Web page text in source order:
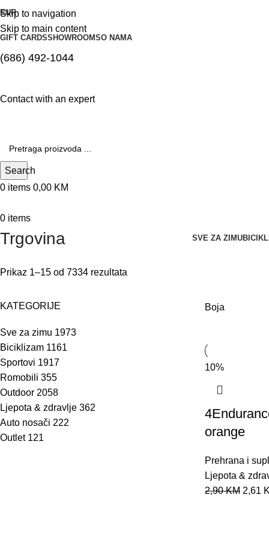
Skip to navigation
Skip to main content
EUR
GIFT CARDSSHOWROOMSO NAMA
(686) 492-1044
Contact with an expert
Search
0 items 0,00 KM
0 items
SVE ZA ZIMU
Trgovina
Prikaz 1–15 od 7334 rezultata
KATEGORIJE
Sve za zimu 1973
Biciklizam 1161
Sportovi 1917
Romobili 355
Outdoor 2058
Ljepota & zdravlje 362
Auto nosači 222
Outlet 121
Boja
10%
orange
Prehrana i
Ljepota &
2,90KM 2,61